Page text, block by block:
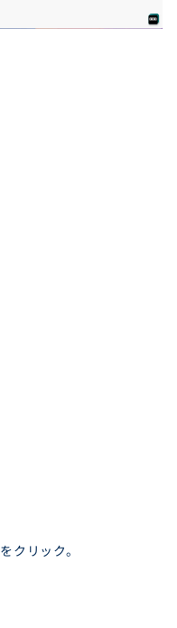
をクリック。